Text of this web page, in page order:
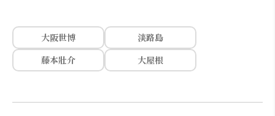
大阪世博
淡路島
藤本壯介
大屋根